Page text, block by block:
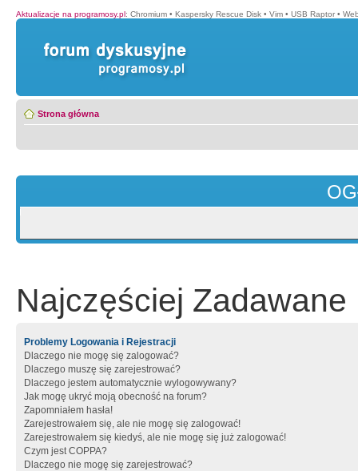
Aktualizacje na programosy.pl: Chromium • Kaspersky Rescue Disk • Vim • USB Raptor •
Strona główna
Najczęściej Zadawane
Problemy Logowania i Rejestracji
Dlaczego nie mogę się zalogować?
Dlaczego muszę się zarejestrować?
Dlaczego jestem automatycznie wylogowywany?
Jak mogę ukryć moją obecność na forum?
Zapomniałem hasła!
Zarejestrowałem się, ale nie mogę się zalogować!
Zarejestrowałem się kiedyś, ale nie mogę się już zalogować!
Czym jest COPPA?
Dlaczego nie mogę się zarejestrować?